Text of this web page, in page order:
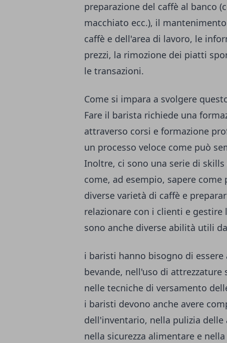
preparazione del caffè al banco
macchiato ecc.), il
caffè e dell'area di lavoro, le
prezzi, la rimozione dei piatti
le transazioni.
Come si impara a svolgere
Fare il barista richiede una
attraverso corsi e formazione
un processo veloce come può
Inoltre, ci sono una serie di
come, ad esempio, sapere
diverse varietà di caffè e
relazionare con i clienti e
sono anche diverse abilità utili
i baristi hanno bisogno di
bevande, nell'uso di
nelle tecniche di versamento
i baristi devono anche avere
dell'inventario, nella pulizia
nella sicurezza alimentare e